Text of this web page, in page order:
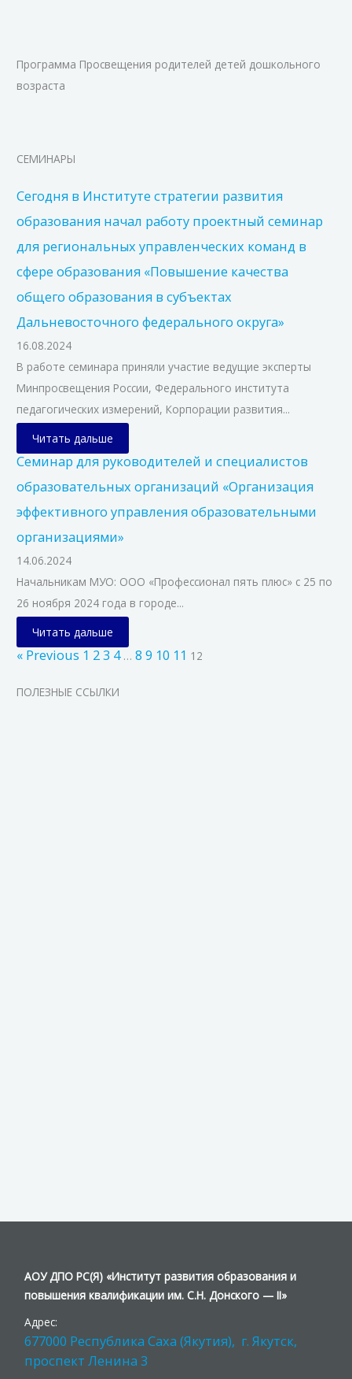
Программа Просвещения родителей детей дошкольного
возраста
СЕМИНАРЫ
Сегодня в Институте стратегии развития
образования начал работу проектный семинар
для региональных управленческих команд в
сфере образования «Повышение качества
общего образования в субъектах
Дальневосточного федерального округа»
16.08.2024
В работе семинара приняли участие ведущие эксперты
Минпросвещения России, Федерального института
педагогических измерений, Корпорации развития...
Читать дальше
Семинар для руководителей и специалистов
образовательных организаций «Организация
эффективного управления образовательными
организациями»
14.06.2024
Начальникам МУО: ООО «Профессионал пять плюс» с 25 по
26 ноября 2024 года в городе...
Читать дальше
« Previous 1 23 4 … 8 9 10 11 12
ПОЛЕЗНЫЕ ССЫЛКИ
АОУ ДПО РС(Я) «Институт развития образования и
повышения квалификации им. С.Н. Донского — II»
Адрес:
677000 Республика Саха (Якутия), г. Якутск,
проспект Ленина 3